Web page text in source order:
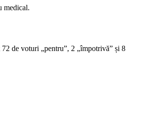
medical.
de voturi „pentru”, 2 „împotrivă” și 8